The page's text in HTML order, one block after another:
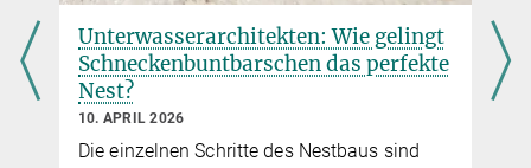
Play
Unterwasserarchitekten: Wie gelingt
Schneckenbuntbarschen das perfekte
Nest?
10. APRIL 2026
Die einzelnen Schritte des Nestbaus sind